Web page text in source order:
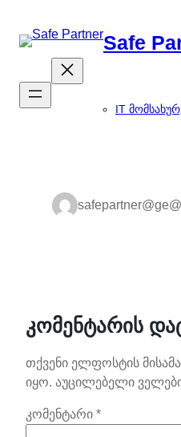
გადასვლა
Safe
IT
safepartner@ge@
კომენტარის
თქვენი ელფოსტის
იყო. აუცილებელი
კომენტარი *